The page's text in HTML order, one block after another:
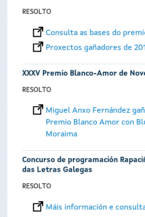
RESOLTO
Consulta as bases do
Proxectos gañadores de
XXXV Premio Blanco-Amor de
RESOLTO
Miguel Anxo Fernández
Premio Blanco Amor con
Moraima
Concurso de programación
das Letras Galegas
RESOLTO
Máis información e